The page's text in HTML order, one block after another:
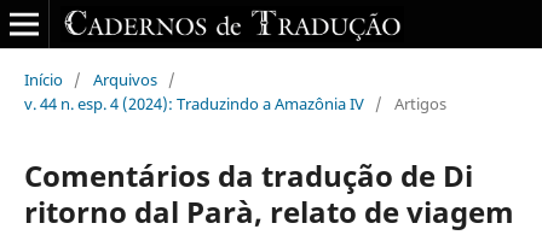
Início / Arquivos /
v. 44 n. esp. 4 (2024): Traduzindo a Amazônia IV / Artigos
Comentários da tradução de Di
ritorno dal Parà, relato de viagem